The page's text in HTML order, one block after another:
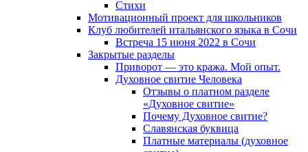
Cтихи
Мотивационный проект для школьников
Клуб любителей итальянского языка в Сочи
Встреча 15 июня 2022 в Сочи
Закрытые разделы
Приворот — это кража. Мой опыт.
Духовное свитие Человека
Отзывы о платном разделе
«Духовное свитие»
Почему Духовное свитие?
Славянская буквица
Платные материалы (духовное